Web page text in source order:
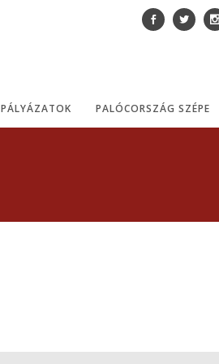
PÁLYÁZATOK PALÓCORSZÁG SZÉPE